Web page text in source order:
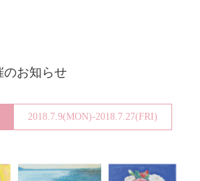
査定・買取
のお知らせ
2018.7.9(MON)-2018.7.27(FRI)